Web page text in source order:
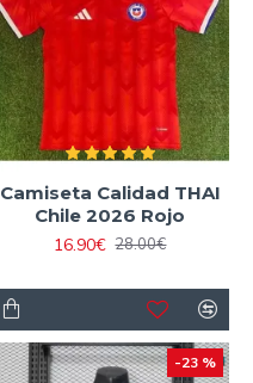
Camiseta Calidad THAI
Chile 2026 Rojo
16.90€ 28.00€
-23 %